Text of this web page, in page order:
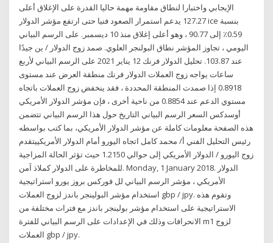
الإيجابي واختبارا لنطاق مقاومة مهمة حاليا القدرة على الإغلاق أعلى
127.27 يدعم استمرار الصعود فنيا حتى ارتفع مؤشر الدولار ice بنسبة
0.59٪ إلى 90.77 ، وهو أعلى إغلاق منذ 10 ديسمبر. على الرسم البياني
اليومي ، تجاوز المؤشر نطاق البولنجر العلوي. صمد زوج الدولار / ين جيدًا
عند 103.87. تحليل الدولار فرنك 12 يناير 2021 على الرسم البياني لأربع
ساعات يواجه زوج العملات الدولار فرنك منطقة العرض عند مستوى
0.8918 إذا صمدت المنطقة المحددة ، فقد ينخفض زوج العملات باتجاه
مستوي الدعم عند 0.8854 من ناحية أخرى ، فإن مؤشر الدولار الأمريكي
أوسدكس السعر الرسم البياني التاريخ حول هذا الرسم البياني تتضمن
هذه الصفحة معلومات كاملة عن مؤشر الدولار الأمريكي، بما كتب بواسطه
رئيس التحليل الفني أ/ محمد كامل اتجاه اليورو أمام الدولار الأمريكييتقدم
زوج اليورو / الدولار الأمريكي إلى حوالي 1.2150 حيث تؤثر الحالة المزاجية
للمخاطرة على الدولار كملاذ آمن. Monday, 1 January 2018. الدولار
الأمريكي ، مؤشر الرسم البياني لل فوركس بروز يورو استراتيجية
استخدام مؤشر البولينجر باندز لزوج العملات gbp / jpy. وتقوم هذه
الاستراتيجية على استخدام مؤشر بولينجر باندز مع فترات مختلفة من
الانحرافات وذلك في الإعدادات على الرسم البياني للفترة m1 لزوج
العملات gbp / jpy.